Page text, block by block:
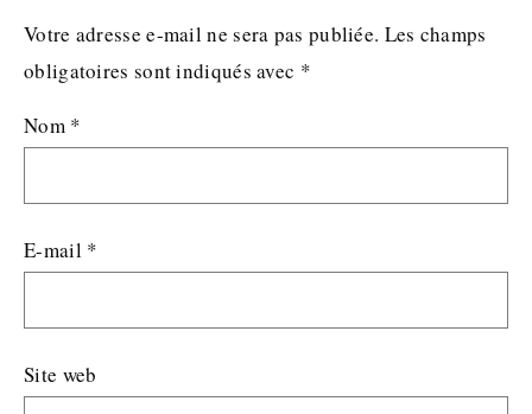
Votre adresse e-mail ne sera pas publiée. Les champs
obligatoires sont indiqués avec *
Nom *
E-mail *
Site web